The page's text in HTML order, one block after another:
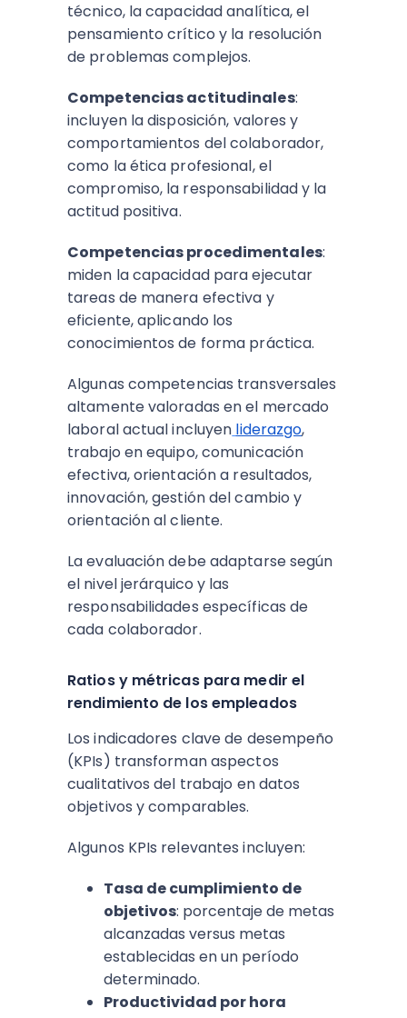
técnico, la capacidad analítica, el
pensamiento crítico y la resolución
de problemas complejos.
Competencias actitudinales:
incluyen la disposición, valores y
comportamientos del colaborador,
como la ética profesional, el
compromiso, la responsabilidad y la
actitud positiva.​
Competencias procedimentales:
miden la capacidad para ejecutar
tareas de manera efectiva y
eficiente, aplicando los
conocimientos de forma práctica.​
Algunas competencias transversales
altamente valoradas en el mercado
laboral actual incluyen liderazgo,
trabajo en equipo, comunicación
efectiva, orientación a resultados,
innovación, gestión del cambio y
orientación al cliente.
La evaluación debe adaptarse según
el nivel jerárquico y las
responsabilidades específicas de
cada colaborador.​
Ratios y métricas para medir el
rendimiento de los empleados
Los indicadores clave de desempeño
(KPIs) transforman aspectos
cualitativos del trabajo en datos
objetivos y comparables.
Algunos KPIs relevantes incluyen:​
Tasa de cumplimiento de
objetivos: porcentaje de metas
alcanzadas versus metas
establecidas en un período
determinado.
Productividad por hora